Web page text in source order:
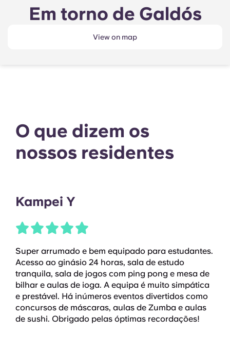
Em torno de Galdós
View on map
O que dizem os
nossos residentes
Kampei Y
Super arrumado e bem equipado para estudantes.
Acesso ao ginásio 24 horas, sala de estudo
tranquila, sala de jogos com ping pong e mesa de
bilhar e aulas de ioga. A equipa é muito simpática
e prestável. Há inúmeros eventos divertidos como
concursos de máscaras, aulas de Zumba e aulas
de sushi. Obrigado pelas óptimas recordações!